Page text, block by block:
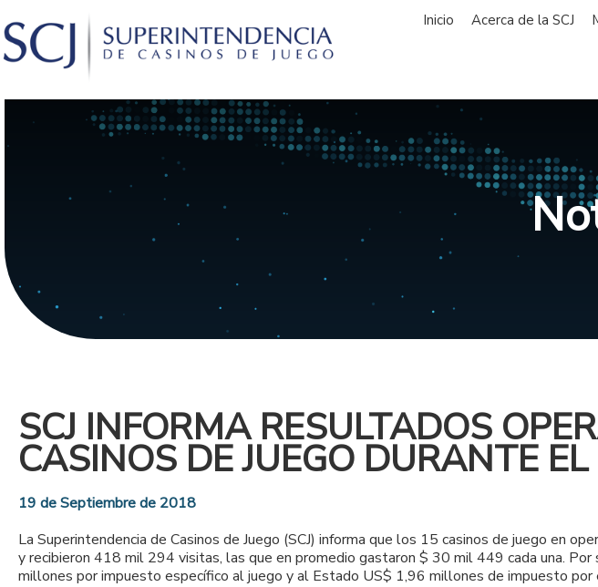
Inicio Acerca de la SCJ
SCJ INFORMA RESULTADOS
CASINOS DE JUEGO DURANTE
19 de Septiembre de 2018
La Superintendencia de Casinos de Juego (SCJ) informa que los 15 casinos de juego en
y recibieron 418 mil 294 visitas, las que en promedio gastaron $ 30 mil 449 cada una.
millones por impuesto específico al juego y al Estado US$ 1,96 millones de impuesto